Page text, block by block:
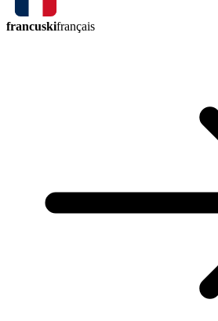
francuskifrançais